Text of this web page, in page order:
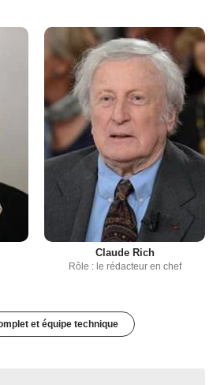
Claude Rich
Rôle : le rédacteur en chef
et équipe technique